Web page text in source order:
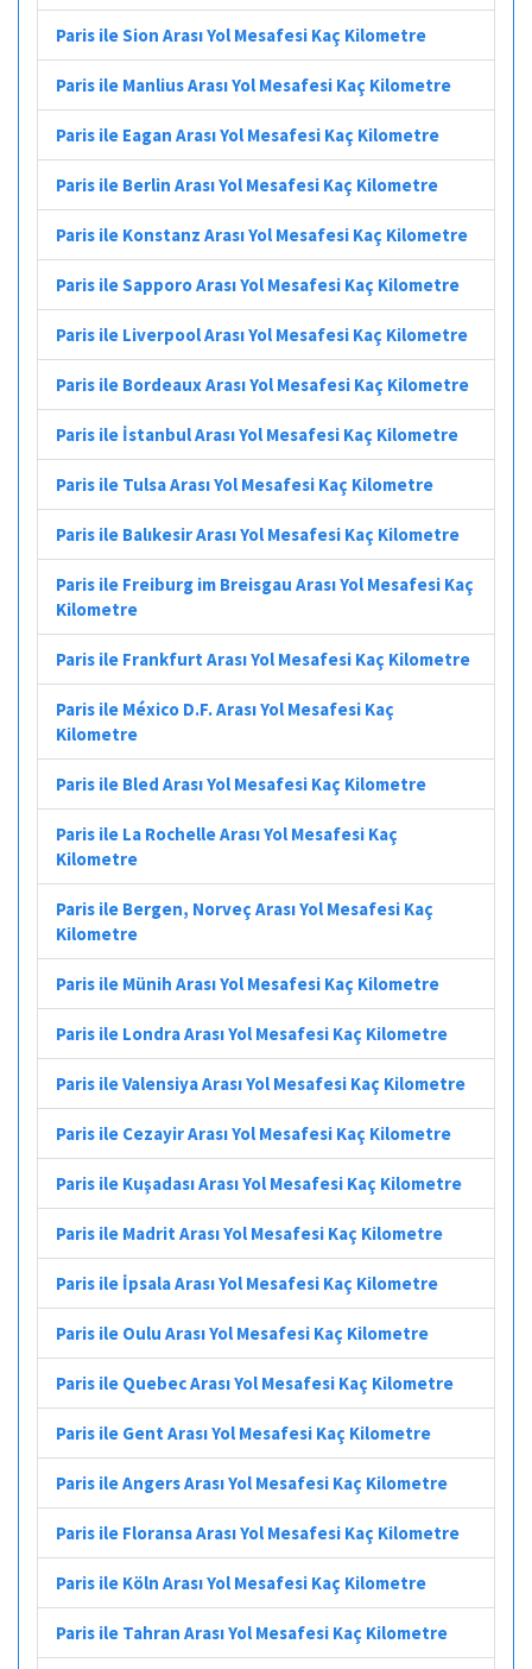
Paris ile Sion Arası Yol Mesafesi Kaç Kilometre
Paris ile Manlius Arası Yol Mesafesi Kaç Kilometre
Paris ile Eagan Arası Yol Mesafesi Kaç Kilometre
Paris ile Berlin Arası Yol Mesafesi Kaç Kilometre
Paris ile Konstanz Arası Yol Mesafesi Kaç Kilometre
Paris ile Sapporo Arası Yol Mesafesi Kaç Kilometre
Paris ile Liverpool Arası Yol Mesafesi Kaç Kilometre
Paris ile Bordeaux Arası Yol Mesafesi Kaç Kilometre
Paris ile İstanbul Arası Yol Mesafesi Kaç Kilometre
Paris ile Tulsa Arası Yol Mesafesi Kaç Kilometre
Paris ile Balıkesir Arası Yol Mesafesi Kaç Kilometre
Paris ile Freiburg im Breisgau Arası Yol Mesafesi Kaç
Kilometre
Paris ile Frankfurt Arası Yol Mesafesi Kaç Kilometre
Paris ile México D.F. Arası Yol Mesafesi Kaç
Kilometre
Paris ile Bled Arası Yol Mesafesi Kaç Kilometre
Paris ile La Rochelle Arası Yol Mesafesi Kaç
Kilometre
Paris ile Bergen, Norveç Arası Yol Mesafesi Kaç
Kilometre
Paris ile Münih Arası Yol Mesafesi Kaç Kilometre
Paris ile Londra Arası Yol Mesafesi Kaç Kilometre
Paris ile Valensiya Arası Yol Mesafesi Kaç Kilometre
Paris ile Cezayir Arası Yol Mesafesi Kaç Kilometre
Paris ile Kuşadası Arası Yol Mesafesi Kaç Kilometre
Paris ile Madrit Arası Yol Mesafesi Kaç Kilometre
Paris ile İpsala Arası Yol Mesafesi Kaç Kilometre
Paris ile Oulu Arası Yol Mesafesi Kaç Kilometre
Paris ile Quebec Arası Yol Mesafesi Kaç Kilometre
Paris ile Gent Arası Yol Mesafesi Kaç Kilometre
Paris ile Angers Arası Yol Mesafesi Kaç Kilometre
Paris ile Floransa Arası Yol Mesafesi Kaç Kilometre
Paris ile Köln Arası Yol Mesafesi Kaç Kilometre
Paris ile Tahran Arası Yol Mesafesi Kaç Kilometre